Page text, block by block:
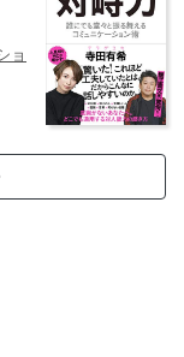
ョ